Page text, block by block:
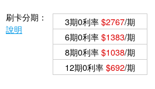
刷卡分期：
說明
3期0利率$2767/期
6期0利率$1383/期
8期0利率$1038/期
12期0利率$692/期